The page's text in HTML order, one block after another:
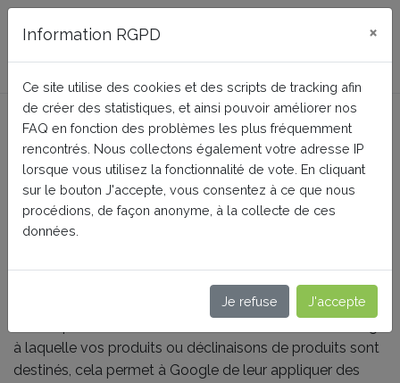
FAQ BusinessTech
Est-ce utile d'indiquer une
tranche d'âge de destination
pour mes produits ?
à laquelle vos produits ou déclinaisons de produits sont
destinés, cela permet à Google de leur appliquer des
Information RGPD ×
Ce site utilise des cookies et des scripts de tracking afin
de créer des statistiques, et ainsi pouvoir améliorer nos
FAQ en fonction des problèmes les plus fréquemment
rencontrés. Nous collectons également votre adresse IP
lorsque vous utilisez la fonctionnalité de vote. En cliquant
sur le bouton J'accepte, vous consentez à ce que nous
procédions, de façon anonyme, à la collecte de ces
données.
Je refuse J'accepte